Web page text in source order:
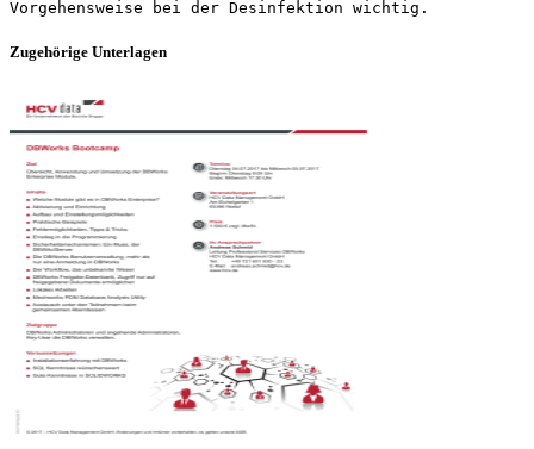
Zugehörige Unterlagen